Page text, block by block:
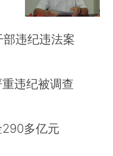
违纪违法案
违纪被调查
多亿元